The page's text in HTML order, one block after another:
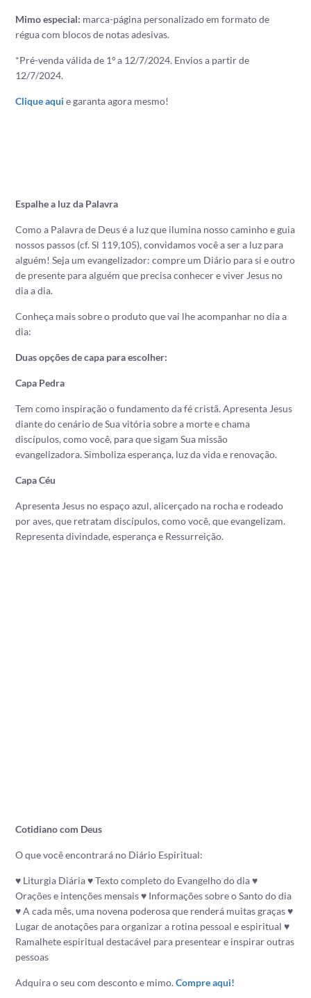
Mimo especial: marca-página personalizado em formato de
régua com blocos de notas adesivas.
*Pré-venda válida de 1º a 12/7/2024. Envios a partir de
12/7/2024.
Clique aqui e garanta agora mesmo!
Espalhe a luz da Palavra
Como a Palavra de Deus é a luz que ilumina nosso caminho e guia
nossos passos (cf. Sl 119,105), convidamos você a ser a luz para
alguém! Seja um evangelizador: compre um Diário para si e outro
de presente para alguém que precisa conhecer e viver Jesus no
dia a dia.
Conheça mais sobre o produto que vai lhe acompanhar no dia a
dia:
Duas opções de capa para escolher:
Capa Pedra
Tem como inspiração o fundamento da fé cristã. Apresenta Jesus
diante do cenário de Sua vitória sobre a morte e chama
discípulos, como você, para que sigam Sua missão
evangelizadora. Simboliza esperança, luz da vida e renovação.
Capa Céu
Apresenta Jesus no espaço azul, alicerçado na rocha e rodeado
por aves, que retratam discípulos, como você, que evangelizam.
Representa divindade, esperança e Ressurreição.
Cotidiano com Deus
O que você encontrará no Diário Espiritual:
♥ Liturgia Diária♥ Texto completo do Evangelho do dia♥
Orações e intenções mensais♥ Informações sobre o Santo do dia
♥ A cada mês, uma novena poderosa que renderá muitas graças♥
Lugar de anotações para organizar a rotina pessoal e espiritual ♥
Ramalhete espiritual destacável para presentear e inspirar outras
pessoas
Adquira o seu com desconto e mimo. Compre aqui!